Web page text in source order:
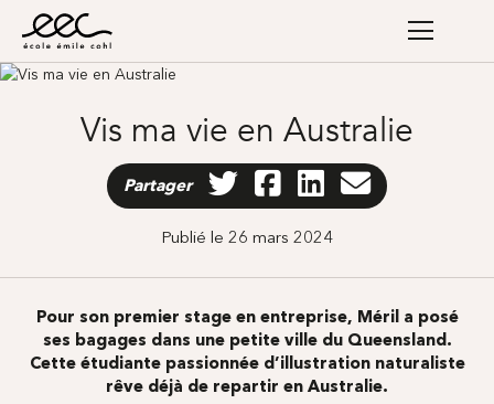
Vis ma vie en Australie
Partager
Publié le 26 mars 2024
Pour son premier stage en entreprise, Méril a posé
ses bagages dans une petite ville du Queensland.
Cette étudiante passionnée d’illustration naturaliste
rêve déjà de repartir en Australie.